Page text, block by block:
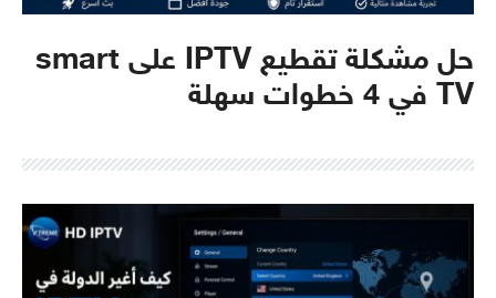
حل مشكلة تقطيع IPTV على smart
TV في 4 خطوات سهلة